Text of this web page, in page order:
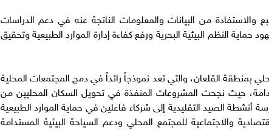
من البيانات والمعلومات الناتجة عنه في دعم الدراسات
حماية النظم البيئية البحرية ورفع كفاءة إدارة الموارد الطبيعية وتحقيق
بمنطقة القلعان، والتي تعد نموذجاً رائداً في دمج المجتمعات المحلية
حيث نجحت المشروعات المنفذة في تحويل السكان المحليين من
أنشطة الصيد التقليدية إلى شركاء فاعلين في حماية الموارد الطبيعية
والاجتماعية للمجتمع المحلي ودعم السياحة البيئية المستدامة